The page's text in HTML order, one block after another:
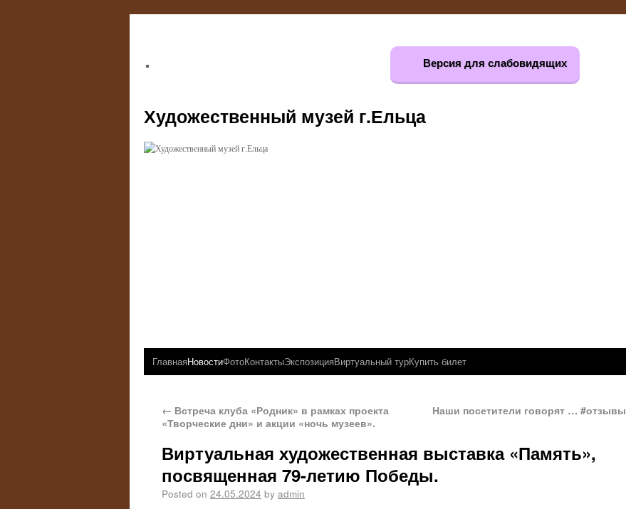
Версия для слабовидящих
Художественный музей г.Ельца
ГлавнаяНовостиФотоКонтактыЭкспозицияВиртуальный турКупить билет
← Встреча клуба «Родник» в рамках проекта
«Творческие дни» и акции «ночь музеев».
Наши посетители говорят … #отзывы
Виртуальная художественная выставка «Память»,
посвященная 79-летию Победы.
Posted on 24.05.2024 by admin